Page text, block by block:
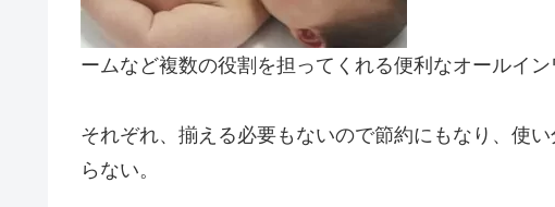
ームなど複数の役割を担ってくれる便利なオールイン
それぞれ、揃える必要もないので節約にもなり、使
らない。